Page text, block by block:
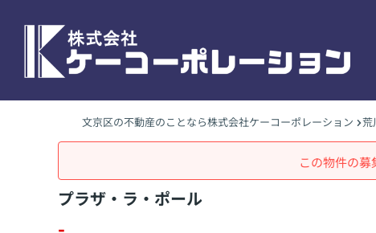
文京区の不動産のことなら株式会社ケーコーポレーション 荒
この物件の募
プラザ・ラ・ポール